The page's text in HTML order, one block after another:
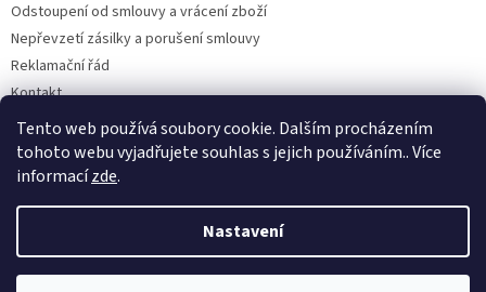
Tento web používá soubory cookie. Dalším procházením
tohoto webu vyjadřujete souhlas s jejich používáním.. Více
informacízde.
Nastavení
Odstoupení od smlouvy a vrácení zboží
Nepřevzetí zásilky a porušení smlouvy
Reklamační řád
Kontakt
Napište nám
Copyright 2026Dobirkov.cz. Všechna práva vyhrazena.Upravit